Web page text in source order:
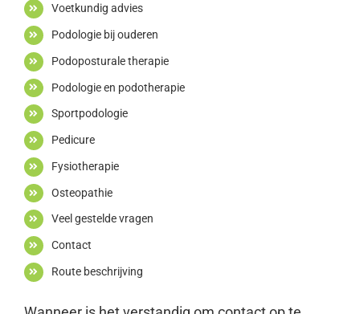
Voetkundig advies
Podologie bij ouderen
Podoposturale therapie
Podologie en podotherapie
Sportpodologie
Pedicure
Fysiotherapie
Osteopathie
Veel gestelde vragen
Contact
Route beschrijving